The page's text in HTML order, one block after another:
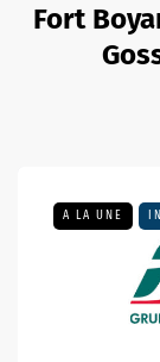
Fort
A LA UNE